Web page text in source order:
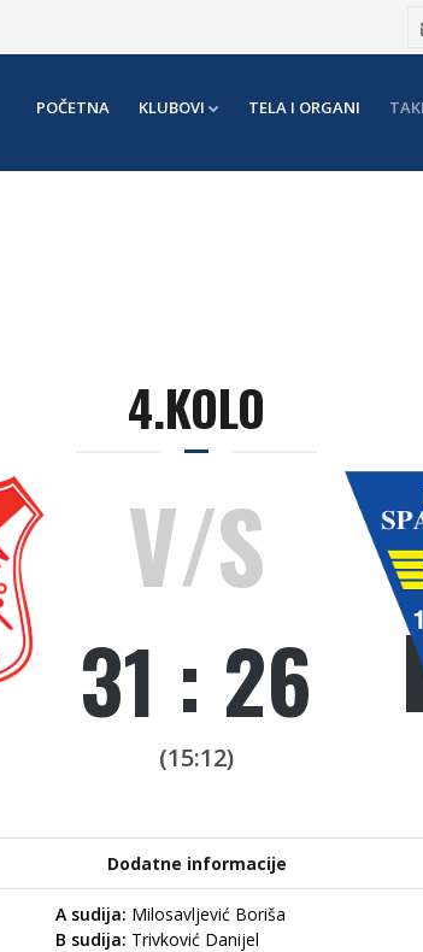
POČETNA KLUBOVI TELA I ORGANI
4.KOLO
V/S
31 : 26
(15:12)
Dodatne informacije
A sudija: Milosavljević Boriša
B sudija: Trivković Danijel